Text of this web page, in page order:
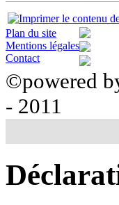
Plan du site
Mentions légales
Contact
©powered
- 2011